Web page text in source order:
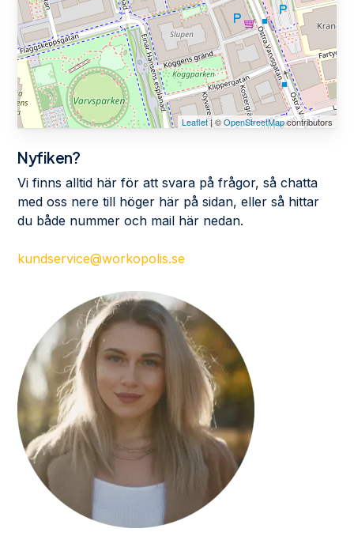
Leaflet| ©OpenStreetMapcontributors
Nyfiken?
Vi finns alltid här för att svara på frågor, så chatta
med oss nere till höger här på sidan, eller så hittar
du både nummer och mail här nedan.
kundservice@workopolis.se